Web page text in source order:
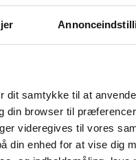
dit samtykke til at
din browser til
videregives til vores
din enhed for at vise dig